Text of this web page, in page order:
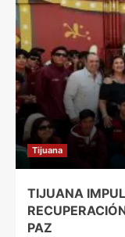
Tijuana
TIJUANA
PAZ